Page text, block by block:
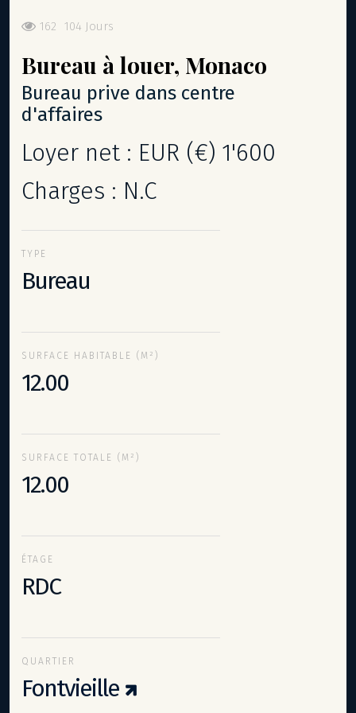
162 104 Jours
Bureau à louer, Monaco
bureau prive dans centre
d'affaires
Loyer net : EUR (€) 1'600
Charges : N.C
TYPE
Bureau
SURFACE HABITABLE (M²)
12.00
SURFACE TOTALE (M²)
12.00
ÉTAGE
RDC
QUARTIER
Fontvieille